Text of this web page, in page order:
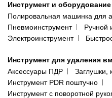
Инструмент и оборудование
Полировальная машинка для
Пневмоинструмент
Ручной
Электроинструмент
Инструмент для удаления
Аксессуары ПДР
Заглушки,
Инструмент PDR поштучно
Инструмент с поворотной